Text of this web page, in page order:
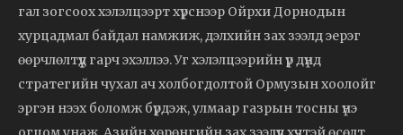
гал зогсоох хэлэлцээрт хүрснээр Ойрхи Дорнодын
хурцадмал байдал намжиж, дэлхийн зах зээлд эерэг
өөрчлөлтүүд гарч эхэллээ. Уг хэлэлцээрийн үр дүнд
стратегийн чухал ач холбогдолтой Ормузын хоолойг
эргэн нээх боломж бүрдэж, улмаар газрын тосны үнэ